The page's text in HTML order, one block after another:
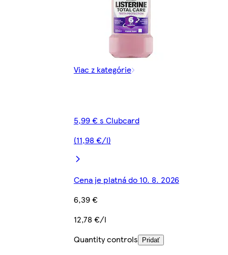
Viac z kategórie
5,99 € s Clubcard
(11,98 €/l)
Cena je platná do 10. 8. 2026
6,39 €
12,78 €/l
Quantity controls
Pridať